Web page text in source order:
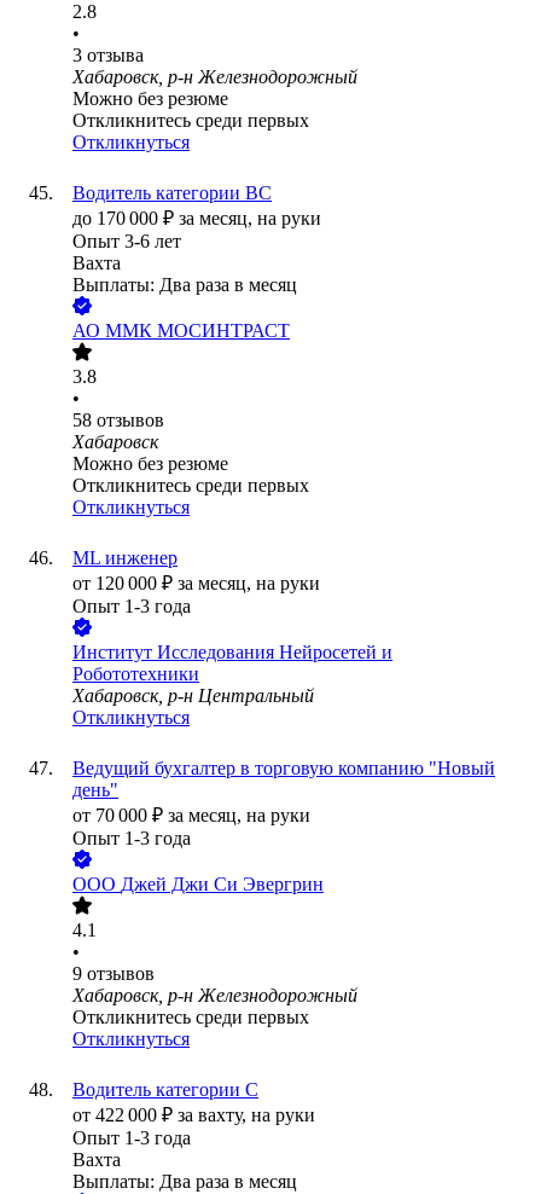
2.8
•
3 отзыва
Хабаровск, р-н Железнодорожный
Можно без резюме
Откликнитесь среди первых
Откликнуться
Водитель категории BС
до 170 000 ₽ за месяц, на руки
Опыт 3-6 лет
Вахта
Выплаты: Два раза в месяц
АО ММК МОСИНТРАСТ
3.8
•
58 отзывов
Хабаровск
Можно без резюме
Откликнитесь среди первых
Откликнуться
ML инженер
от 120 000 ₽ за месяц, на руки
Опыт 1-3 года
Институт Исследования Нейросетей и
Робототехники
Хабаровск, р-н Центральный
Откликнуться
Ведущий бухгалтер в торговую компанию "Новый
день"
от 70 000 ₽ за месяц, на руки
Опыт 1-3 года
ООО Джей Джи Си Эвергрин
4.1
•
9 отзывов
Хабаровск, р-н Железнодорожный
Откликнитесь среди первых
Откликнуться
Водитель категории С
от 422 000 ₽ за вахту, на руки
Опыт 1-3 года
Вахта
Выплаты: Два раза в месяц